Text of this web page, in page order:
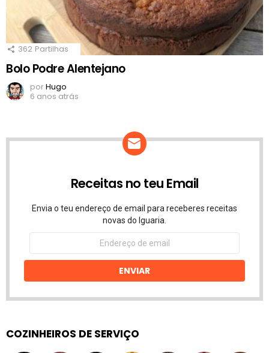
362 Partilhas
Bolo Podre Alentejano
porHugo
6 anos atrás
Receitas no teu Email
Envia o teu endereço de email para receberes receitas
novas do Iguaria.
Endereço
email
ENVIAR
COZINHEIROS DE SERVIÇO